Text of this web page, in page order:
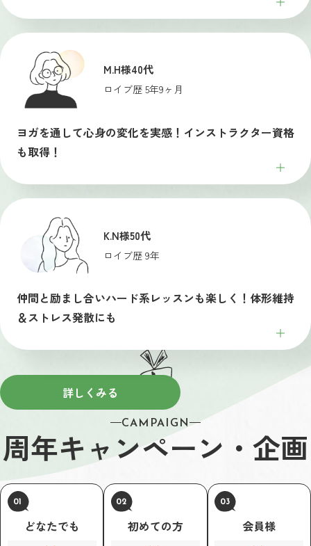
M.H様40代
ロイブ歴 5年9ヶ月
ヨガを通して心身の変化を実感！インストラクター資格
も取得！
K.N様50代
ロイブ歴 9年
仲間と励まし合いハード系レッスンも楽しく！体形維持
＆ストレス発散にも
詳しくみる
CAMPAIGN
周年キャンペーン・企画
01
どなたでも
02
初めての方
03
会員様